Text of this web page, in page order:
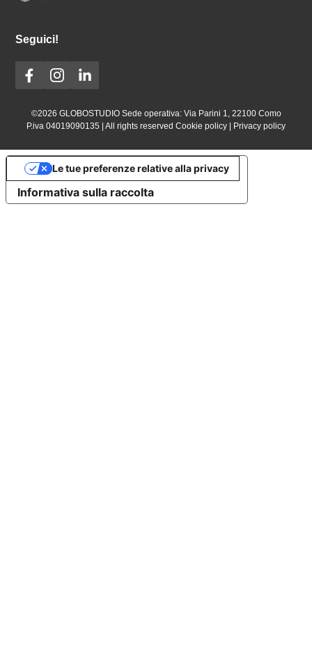
Seguici!
©2026 GLOBOSTUDIO Sede operativa: Via Parini 1, 221‌00 Como
P.iva 040190‌90135 | All rights reserved Cookie policy Privacy policy
Informativa sulla raccolta
Le tue preferenze relative alla privacy